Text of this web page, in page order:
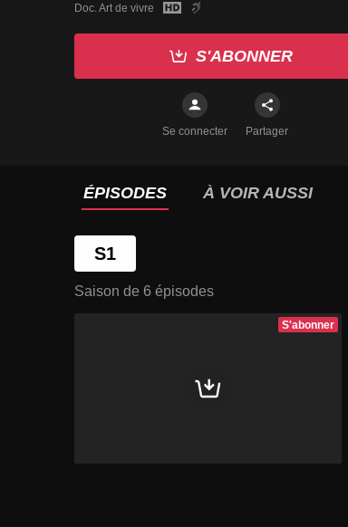
Doc. Art de vivre
S'ABONNER
Se connecter Partager
ÉPISODES À VOIR AUSSI
S1
Saison de 6 épisodes
S'abonner